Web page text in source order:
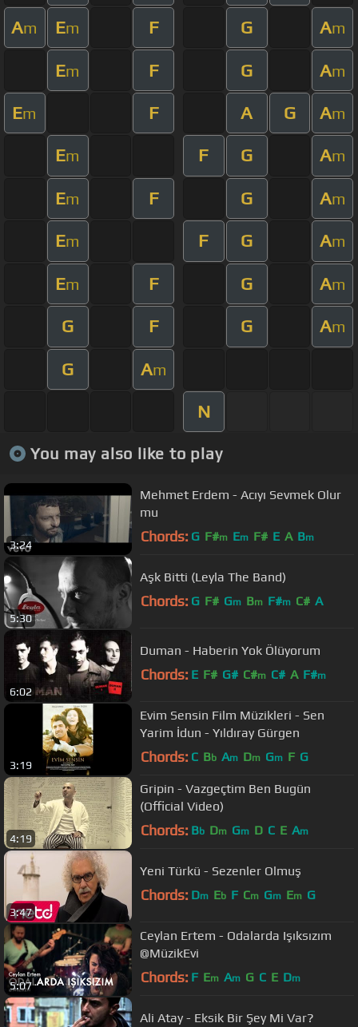
Am Em F G Am
Em F G Am
Em F A G Am
Em F G Am
Em F G Am
Em F G Am
Em F G Am
G F G Am
G Am
N
You may also like to play
3:24
Mehmet Erdem - Acıyı Sevmek Olur
mu
Chords: G F#m Em F# E A Bm
5:30
Aşk Bitti (Leyla The Band)
Chords: G F# Gm Bm F#m C# A
6:02
Duman - Haberin Yok Ölüyorum
Chords: E F# G# C#m C# A F#m
3:19
Evim Sensin Film Müzikleri - Sen
Yarim İdun - Yıldıray Gürgen
Chords: C Bb Am Dm Gm F G
4:19
Gripin - Vazgeçtim Ben Bugün
(Official Video)
Chords: Bb Dm Gm D C E Am
3:47
Yeni Türkü - Sezenler Olmuş
Chords: Dm Eb F Cm Gm Em G
5:07
Ceylan Ertem - Odalarda Işıksızım
@MüzikEvi
Chords: F Em Am G C E Dm
Ali Atay - Eksik Bir Şey Mi Var?